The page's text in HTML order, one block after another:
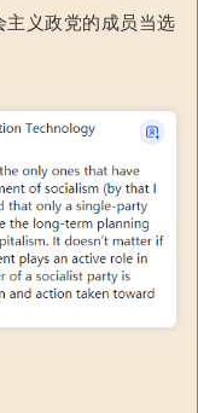
主义政党的成员当选